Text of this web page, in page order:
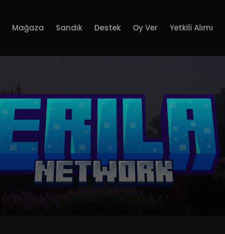
Mağaza Sandık Destek Oy Ver Yetkili Alımı